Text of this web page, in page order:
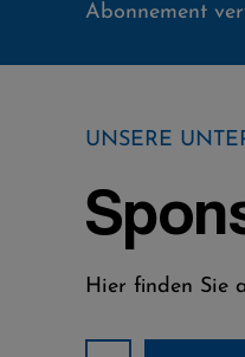
Abonnement
UNSERE
Hier finden Sie